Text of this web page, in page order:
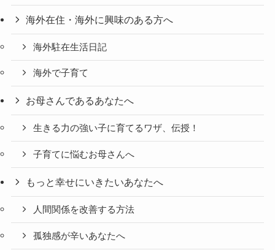
海外在住・海外に興味のある方へ
海外駐在生活日記
海外で子育て
お母さんであるあなたへ
生きる力の強い子に育てるワザ、伝授！
子育てに悩むお母さんへ
もっと幸せにいきたいあなたへ
人間関係を改善する方法
孤独感が辛いあなたへ